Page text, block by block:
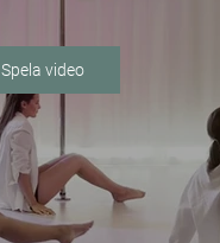
Spela video